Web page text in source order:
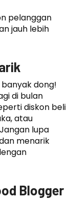
pelanggan
jauh lebih
banyak dong!
di bulan
diskon beli
atau
lupa
menarik
Blogger